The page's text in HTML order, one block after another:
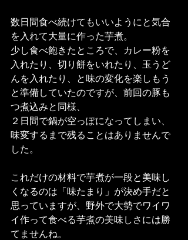
数日間食べ続けてもいいようにと気合
を入れて大量に作った芋煮。
少し食べ飽きたところで、カレー粉を
入れたり、切り餅をいれたり、玉うど
んを入れたり、と味の変化を楽しもう
と準備していたのですが、前回の豚も
つ煮込みと同様、
２日間で鍋が空っぽになってしまい、
味変するまで残ることはありませんで
した。
これだけの材料で芋煮が一段と美味し
くなるのは「味たまり」が決め手だと
思っていますが、野外で大勢でワイワ
イ作って食べる芋煮の美味しさには勝
てませんね。